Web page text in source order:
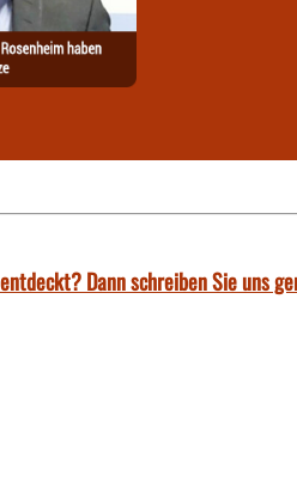
Dann schreiben Sie uns